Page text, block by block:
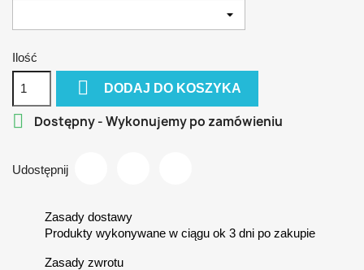
Ilość
 DODAJ DO KOSZYKA
 Dostępny - Wykonujemy po zamówieniu
Udostępnij
Zasady dostawy
Produkty wykonywane w ciągu ok 3 dni po zakupie
Zasady zwrotu